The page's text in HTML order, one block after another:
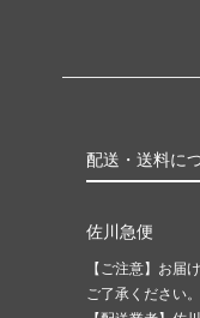
配送・送料に
佐川急便
【ご注意】お届
ご了承ください。